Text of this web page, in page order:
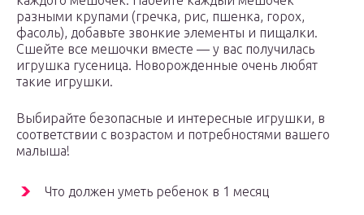
разными крупами (гречка, рис, пшенка, горох,
фасоль), добавьте звонкие элементы и пищалки.
Сшейте все мешочки вместе — у вас получилась
игрушка гусеница. Новорожденные очень любят
такие игрушки.
Выбирайте безопасные и интересные игрушки, в
соответствии с возрастом и потребностями вашего
малыша!
Что должен уметь ребенок в 1 месяц